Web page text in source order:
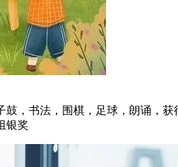
，书法，围棋，足球，朗诵，
银奖